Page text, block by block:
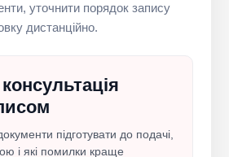
уточнити порядок запису
дистанційно.
підготувати до подачі,
і які помилки краще